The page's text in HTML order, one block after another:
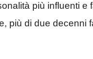
più influenti e
più di due decenni